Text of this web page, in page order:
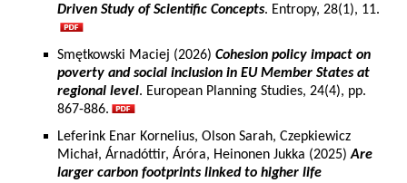
Driven Study of Scientific Concepts. Entropy, 28(1), 11.
Smętkowski Maciej (2026) Cohesion policy impact on
poverty and social inclusion in EU Member States at
regional level. European Planning Studies, 24(4), pp.
867-886.
Leferink Enar Kornelius, Olson Sarah, Czepkiewicz
Michał, Árnadóttir, Áróra, Heinonen Jukka (2025)Are
larger carbon footprints linked to higher life